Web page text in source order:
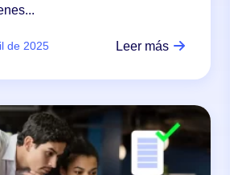
de 2025 Leer más